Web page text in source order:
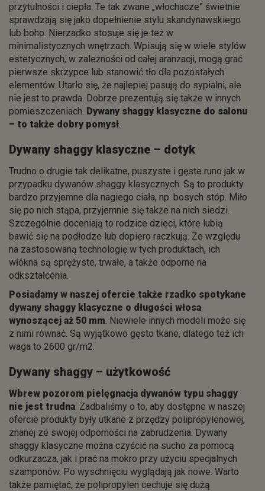
przytulności i ciepła. Te tak zwane „włochacze” świetnie
sprawdzają się jako dopełnienie stylu skandynawskiego
lub boho. Nierzadko stosuje się je też w
minimalistycznych wnętrzach. Wpisują się w wiele stylów
estetycznych, w zależności od całej aranżacji, mogą grać
pierwsze skrzypce lub stanowić tło dla pozostałych
elementów. Utarło się, że najlepiej pasują do sypialni, ale
nie jest to prawda. Dobrze prezentują się także w innych
pomieszczeniach. Dywany shaggy klasyczne do salonu
– to także dobry pomysł.
Dywany shaggy klasyczne – dotyk
Trudno o drugie tak delikatne, puszyste i gęste runo jak w
przypadku dywanów shaggy klasycznych. Są to produkty
bardzo przyjemne dla nagiego ciała, np. bosych stóp. Miło
się po nich stąpa, przyjemnie się także na nich siedzi.
Szczególnie doceniają to rodzice dzieci, które lubią
bawić się na podłodze lub dopiero raczkują. Ze względu
na zastosowaną technologię w tych produktach, ich
włókna są sprężyste, trwałe, a także odporne na
odkształcenia.
Posiadamy w naszej ofercie także rzadko spotykane
dywany shaggy klasyczne o długości włosa
wynoszącej aż 50 mm. Niewiele innych modeli może się
z nimi równać. Są wyjątkowo gęsto tkane, dlatego też ich
waga to 2600 gr/m2.
Dywany shaggy – użytkowość
Wbrew pozorom pielęgnacja dywanów typu shaggy
nie jest trudna. Zadbaliśmy o to, aby dostępne w naszej
ofercie produkty były utkane z przędzy polipropylenowej,
znanej ze swojej odporności na zabrudzenia. Dywany
shaggy klasyczne można czyścić na sucho za pomocą
odkurzacza, jak i prać na mokro przy użyciu specjalnych
szamponów. Po wyschnięciu wyglądają jak nowe. Warto
także pamiętać, że polipropylen cechuje się dużą